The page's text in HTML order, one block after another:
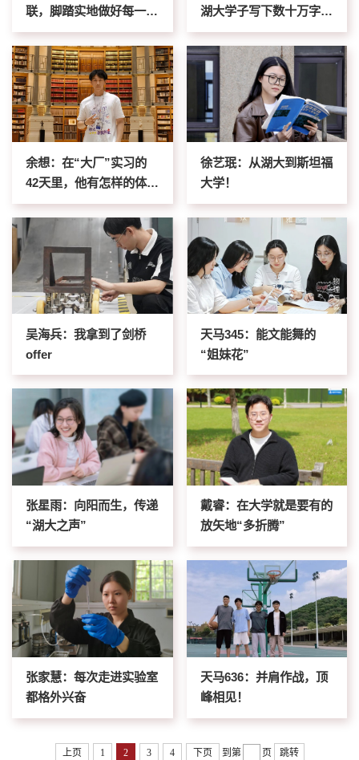
联，脚踏实地做好每一件
事！
湖大学子写下数十万字研
究报告
余想：在“大厂”实习的
42天里，他有怎样的体
验？
徐艺珉：从湖大到斯坦福
大学！
吴海兵：我拿到了剑桥
offer
天马345：能文能舞的
“姐妹花”
张星雨：向阳而生，传递
“湖大之声”
戴睿：在大学就是要有的
放矢地“多折腾”
张家慧：每次走进实验室
都格外兴奋
天马636：并肩作战，顶
峰相见！
上页 1 2 3 4 下页 到第 页 跳转